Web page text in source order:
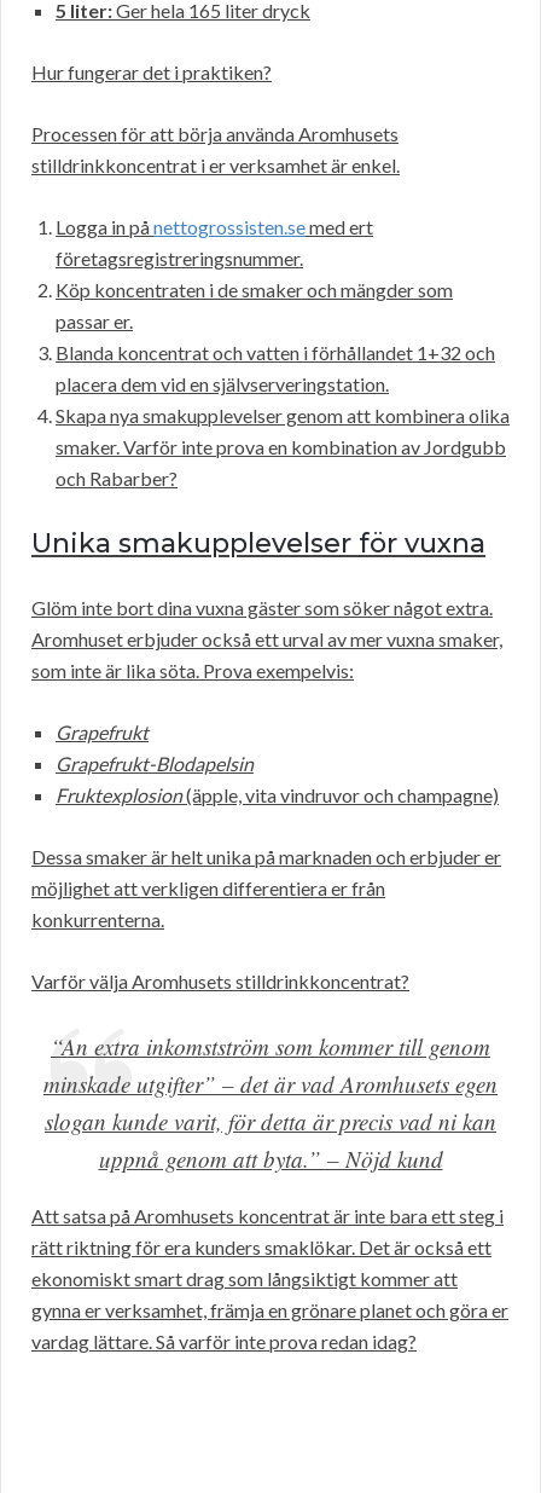
5 liter:Ger hela 165 liter dryck
Hur fungerar det i praktiken?
Processen för att börja använda Aromhusets
stilldrinkkoncentrat i er verksamhet är enkel.
Logga in pånettogrossisten.semed ert
företagsregistreringsnummer.
Köp koncentraten i de smaker och mängder som
passar er.
Blanda koncentrat och vatten i förhållandet 1+32 och
placera dem vid en självserveringstation.
Skapa nya smakupplevelser genom att kombinera olika
smaker. Varför inte prova en kombination av Jordgubb
och Rabarber?
Unika smakupplevelser för vuxna
Glöm inte bort dina vuxna gäster som söker något extra.
Aromhuset erbjuder också ett urval av mer vuxna smaker,
som inte är lika söta. Prova exempelvis:
Grapefrukt
Grapefrukt-Blodapelsin
Fruktexplosion(äpple, vita vindruvor och champagne)
Dessa smaker är helt unika på marknaden och erbjuder er
möjlighet att verkligen differentiera er från
konkurrenterna.
Varför välja Aromhusets stilldrinkkoncentrat?
“An extra inkomstström som kommer till genom
minskade utgifter” – det är vad Aromhusets egen
slogan kunde varit, för detta är precis vad ni kan
uppnå genom att byta.” – Nöjd kund
Att satsa på Aromhusets koncentrat är inte bara ett steg i
rätt riktning för era kunders smaklökar. Det är också ett
ekonomiskt smart drag som långsiktigt kommer att
gynna er verksamhet, främja en grönare planet och göra er
vardag lättare. Så varför inte prova redan idag?